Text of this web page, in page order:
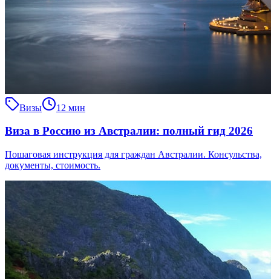
Визы 12 мин
Виза в Россию из Австралии: полный гид 2026
Пошаговая инструкция для граждан Австралии. Консульства,
документы, стоимость.